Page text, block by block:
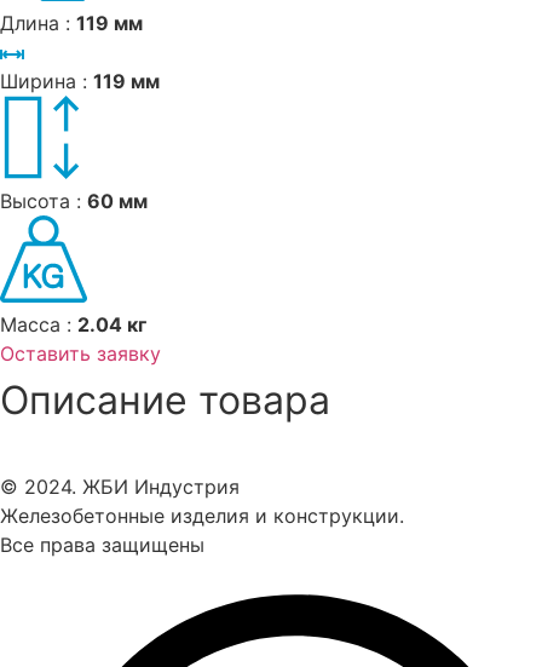
Длина : 119 мм
Ширина : 119 мм
Высота : 60 мм
Масса : 2.04 кг
Оставить заявку
Описание товара
© 2024. ЖБИ Индустрия
Железобетонные изделия и конструкции.
Все права защищены